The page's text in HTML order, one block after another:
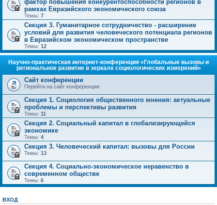
фактор повышения конкурентоспособности регионов в
рамках Евразийского экономического союза
Темы: 7
Секция 3. Гуманитарное сотрудничество - расширение
условий для развития человеческого потенциала регионов
в Евразийском экономическом пространстве
Темы: 12
Научно-практическая интернет-конференция «Глобальные вызовы и
региональное развитие в зеркале социологических измерений»
Сайт конференции
Перейти на сайт конференции.
Секция 1. Социология общественного мнения: актуальные
проблемы и перспективы развития
Темы: 11
Секция 2. Социальный капитал в глобализирующейся
экономике
Темы: 4
Секция 3. Человеческий капитал: вызовы для России
Темы: 13
Секция 4. Социально-экономическое неравенство в
современном обществе
Темы: 6
ВХОД